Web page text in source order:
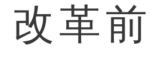
前，